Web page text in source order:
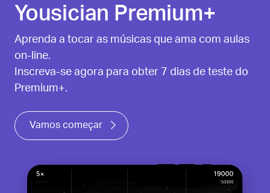
Yousician Premium+
Aprenda a tocar as músicas que ama com aulas
on-line.
Inscreva-se agora para obter 7 dias de teste do
Premium+.
Vamos começar